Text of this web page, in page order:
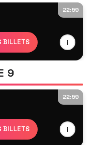
22:59
BILLETS i
9
22:59
BILLETS i